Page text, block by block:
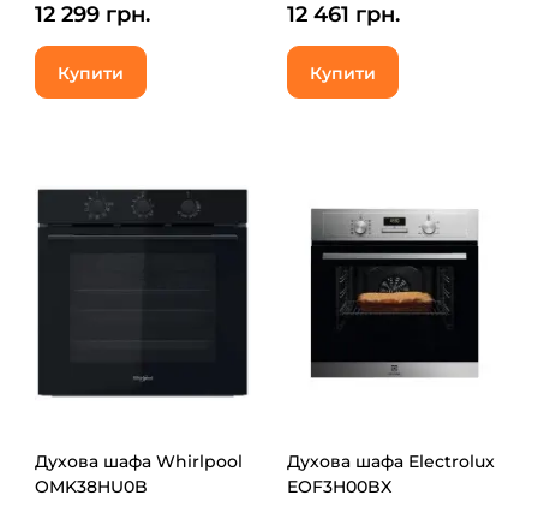
12 299 грн.
Купити
12 461 грн.
Купити
Духова шафа Whirlpool
OMK38HU0B
Духова шафа Electrolux
EOF3H00BX